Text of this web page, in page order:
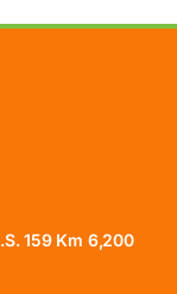
159 Km 6,200